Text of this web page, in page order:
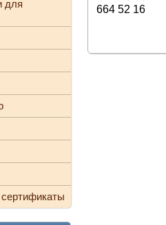
для
664 52 16